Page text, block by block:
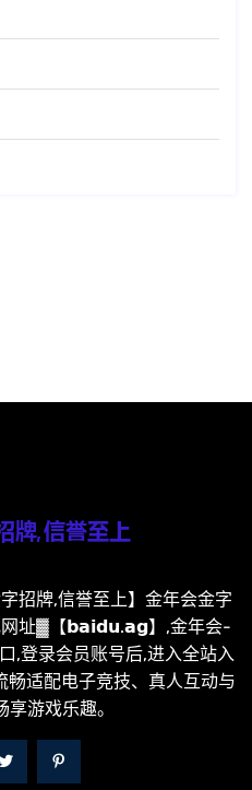
招牌,信誉至上】金年会金字
址▓【𝗯𝗮𝗶𝗱𝘂.𝗮𝗴】,金年会-
,登录会员账号后,进入全站入
畅适配电子竞技、真人互动与
游戏乐趣。